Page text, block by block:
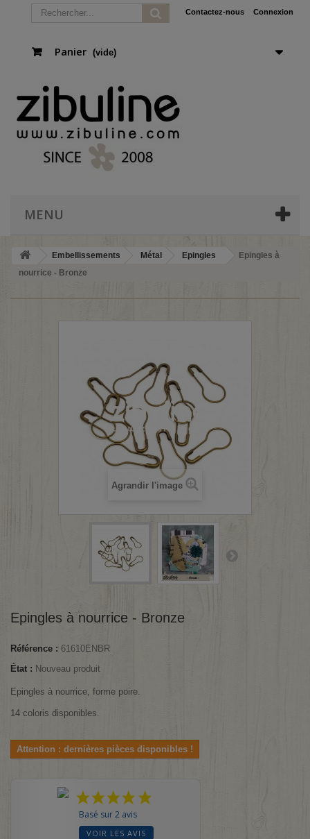
Connexion
Contactez-nous
Panier (vide)
MENU
Embellissements Métal Epingles
Epingles à
nourrice - Bronze
Agrandir l'image
Epingles à nourrice - Bronze
Référence : 61610ENBR
État : Nouveau produit
Epingles à nourrice, forme poire.
14 coloris disponibles.
Attention : dernières pièces disponibles !
Basé sur 2 avis
VOIR LES AVIS